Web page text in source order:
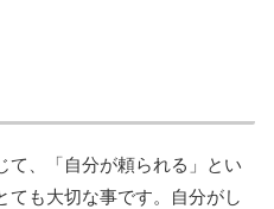
て、「自分が頼られる」とい
ても大切な事です。自分がし